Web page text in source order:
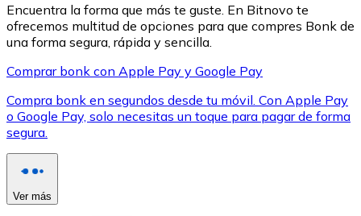
XRP
XRP
Ver todo
Encuentra la forma que más te guste. En Bitnovo te
ofrecemos multitud de opciones para que compres Bonk de
una forma segura, rápida y sencilla.
Comprar bonk con Apple Pay y Google Pay
Compra bonk en segundos desde tu móvil. Con Apple Pay
o Google Pay, solo necesitas un toque para pagar de forma
segura.
Ver más